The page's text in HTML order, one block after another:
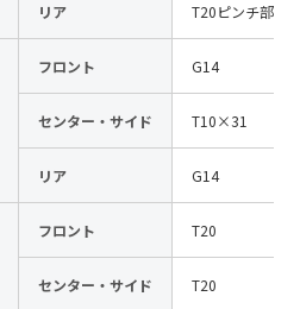
リア T20ピンチ部違
フロント G14
センター・サイド T10×31
リア G14
フロント T20
センター・サイド T20